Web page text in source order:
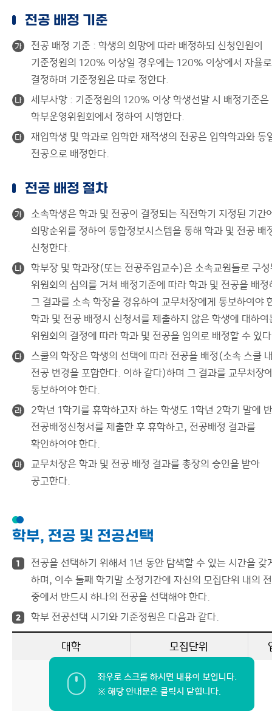
전공 배정 기준
가
전공 배정 기준 : 학생의 희망에 따라 배정하되 신청인원이
기준정원의 120% 이상일 경우에는 120% 이상에서 자율로
결정하며 기준정원은 따로 정한다.
나
세부사항 : 기준정원의 120% 이상 학생선발 시 배정기준은
학부운영위원회에서 정하여 시행한다.
다
재입학생 및 학과로 입학한 재적생의 전공은 입학학과와 동
전공으로 배정한다.
전공 배정 절차
가
소속학생은 학과 및 전공이 결정되는 직전학기 지정된 기간
희망순위를 정하여 통합정보시스템을 통해 학과 및 전공 배
신청한다.
나
학부장 및 학과장(또는 전공주임교수)은 소속교원들로 구
위원회의 심의를 거쳐 배정기준에 따라 학과 및 전공을 배정
그 결과를 소속 학장을 경유하여 교무처장에게 통보하여야
학과 및 전공 배정시 신청서를 제출하지 않은 학생에 대하여
위원회의 결정에 따라 학과 및 전공을 임의로 배정할 수 있
다
스쿨의 학장은 학생의 선택에 따라 전공을 배정(소속 스쿨
전공 변경을 포함한다. 이하 같다)하며 그 결과를 교무처장
통보하여야 한다.
라
2학년 1학기를 휴학하고자 하는 학생도 1학년 2학기 말에
전공배정신청서를 제출한 후 휴학하고, 전공배정 결과를
확인하여야 한다.
마
교무처장은 학과 및 전공 배정 결과를 총장의 승인을 받아
공고한다.
학부, 전공 및 전공선택
1
전공을 선택하기 위해서 1년 동안 탐색할 수 있는 시간을 갖
하며, 이수 둘째 학기말 소정기간에 자신의 모집단위 내의
중에서 반드시 하나의 전공을 선택해야 한다.
2 학부 전공선택 시기와 기준정원은 다음과 같다.
대학 모집단위
인문대학 인문학부